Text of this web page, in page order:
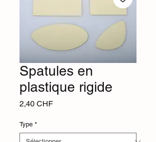
Spatules en
plastique rigide
2,40 CHFPrix
Type *